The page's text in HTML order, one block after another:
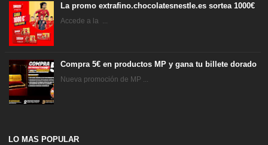
La promo extrafino.chocolatesnestle.es sortea 1000€
Accede a la ...
Compra 5€ en productos MP y gana tu billete dorado
Nueva promoción de MP ...
LO MAS POPULAR